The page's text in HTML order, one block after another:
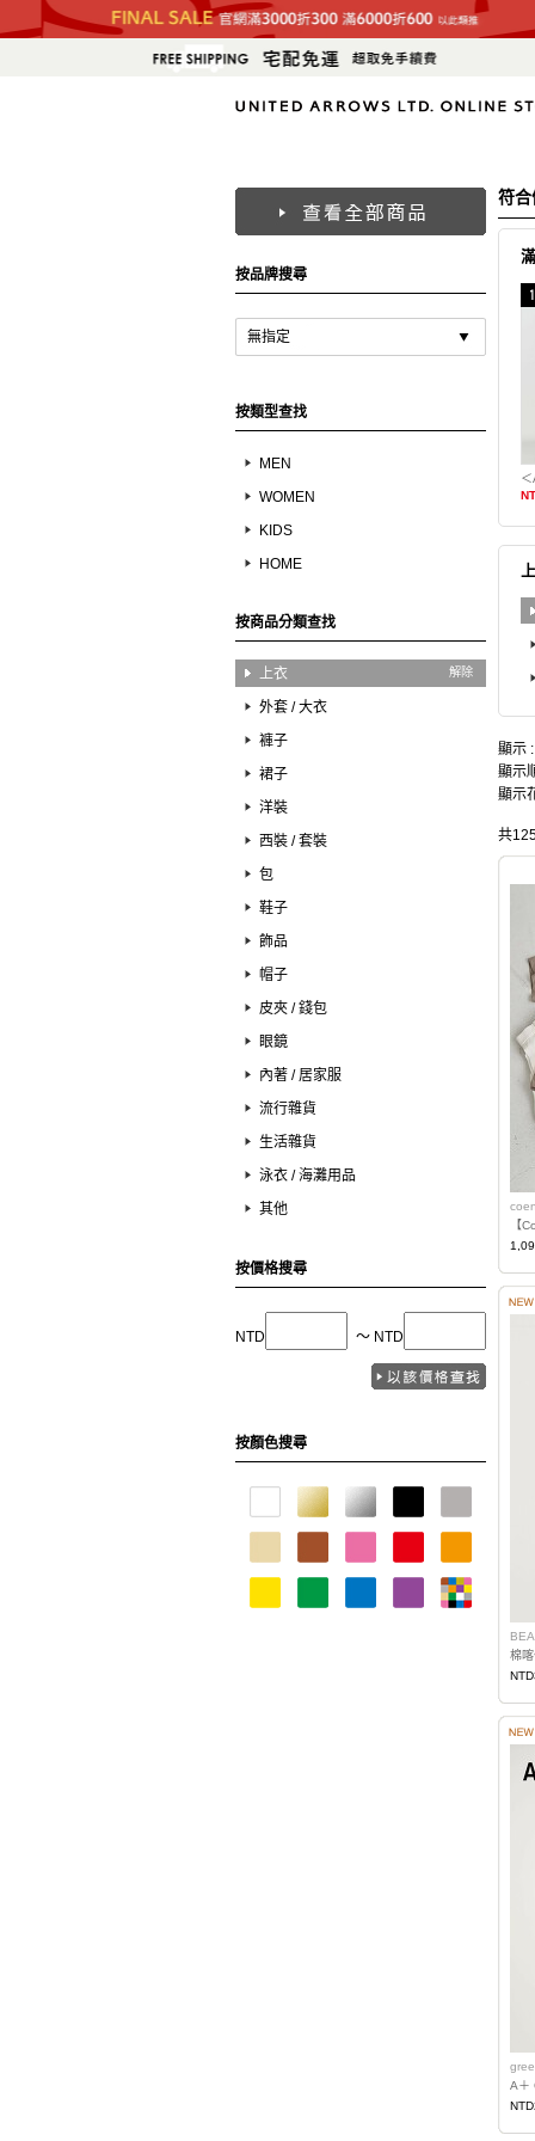
按品牌搜尋
無指定
按類型查找
MEN
WOMEN
KIDS
HOME
按商品分類查找
上衣 解除
外套 / 大衣
褲子
裙子
洋裝
西裝 / 套裝
包
鞋子
飾品
帽子
皮夾 / 錢包
眼鏡
內著 / 居家服
流行雜貨
生活雜貨
泳衣 / 海灘用品
其他
按價格搜尋
NTD 〜 NTD
按顏色搜尋
符合
顯示
顯示
顯示
共
coen
【
棉
A＋